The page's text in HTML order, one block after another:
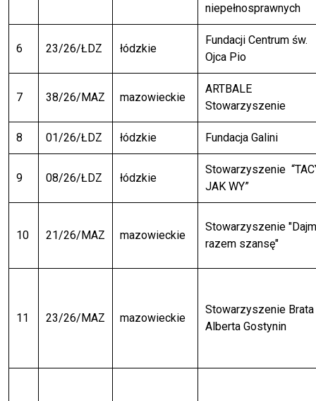
niepełnosprawnych
6 23/26/ŁDZ łódzkie
Fundacji Centrum św.
Ojca Pio
7 38/26/MAZ mazowieckie
ARTBALE
Stowarzyszenie
8 01/26/ŁDZ łódzkie Fundacja Galini
9 08/26/ŁDZ łódzkie
Stowarzyszenie
JAK WY”
10 21/26/MAZ mazowieckie
Stowarzyszenie
razem szansę"
11 23/26/MAZ mazowieckie
Stowarzyszenie Brata
Alberta Gostynin